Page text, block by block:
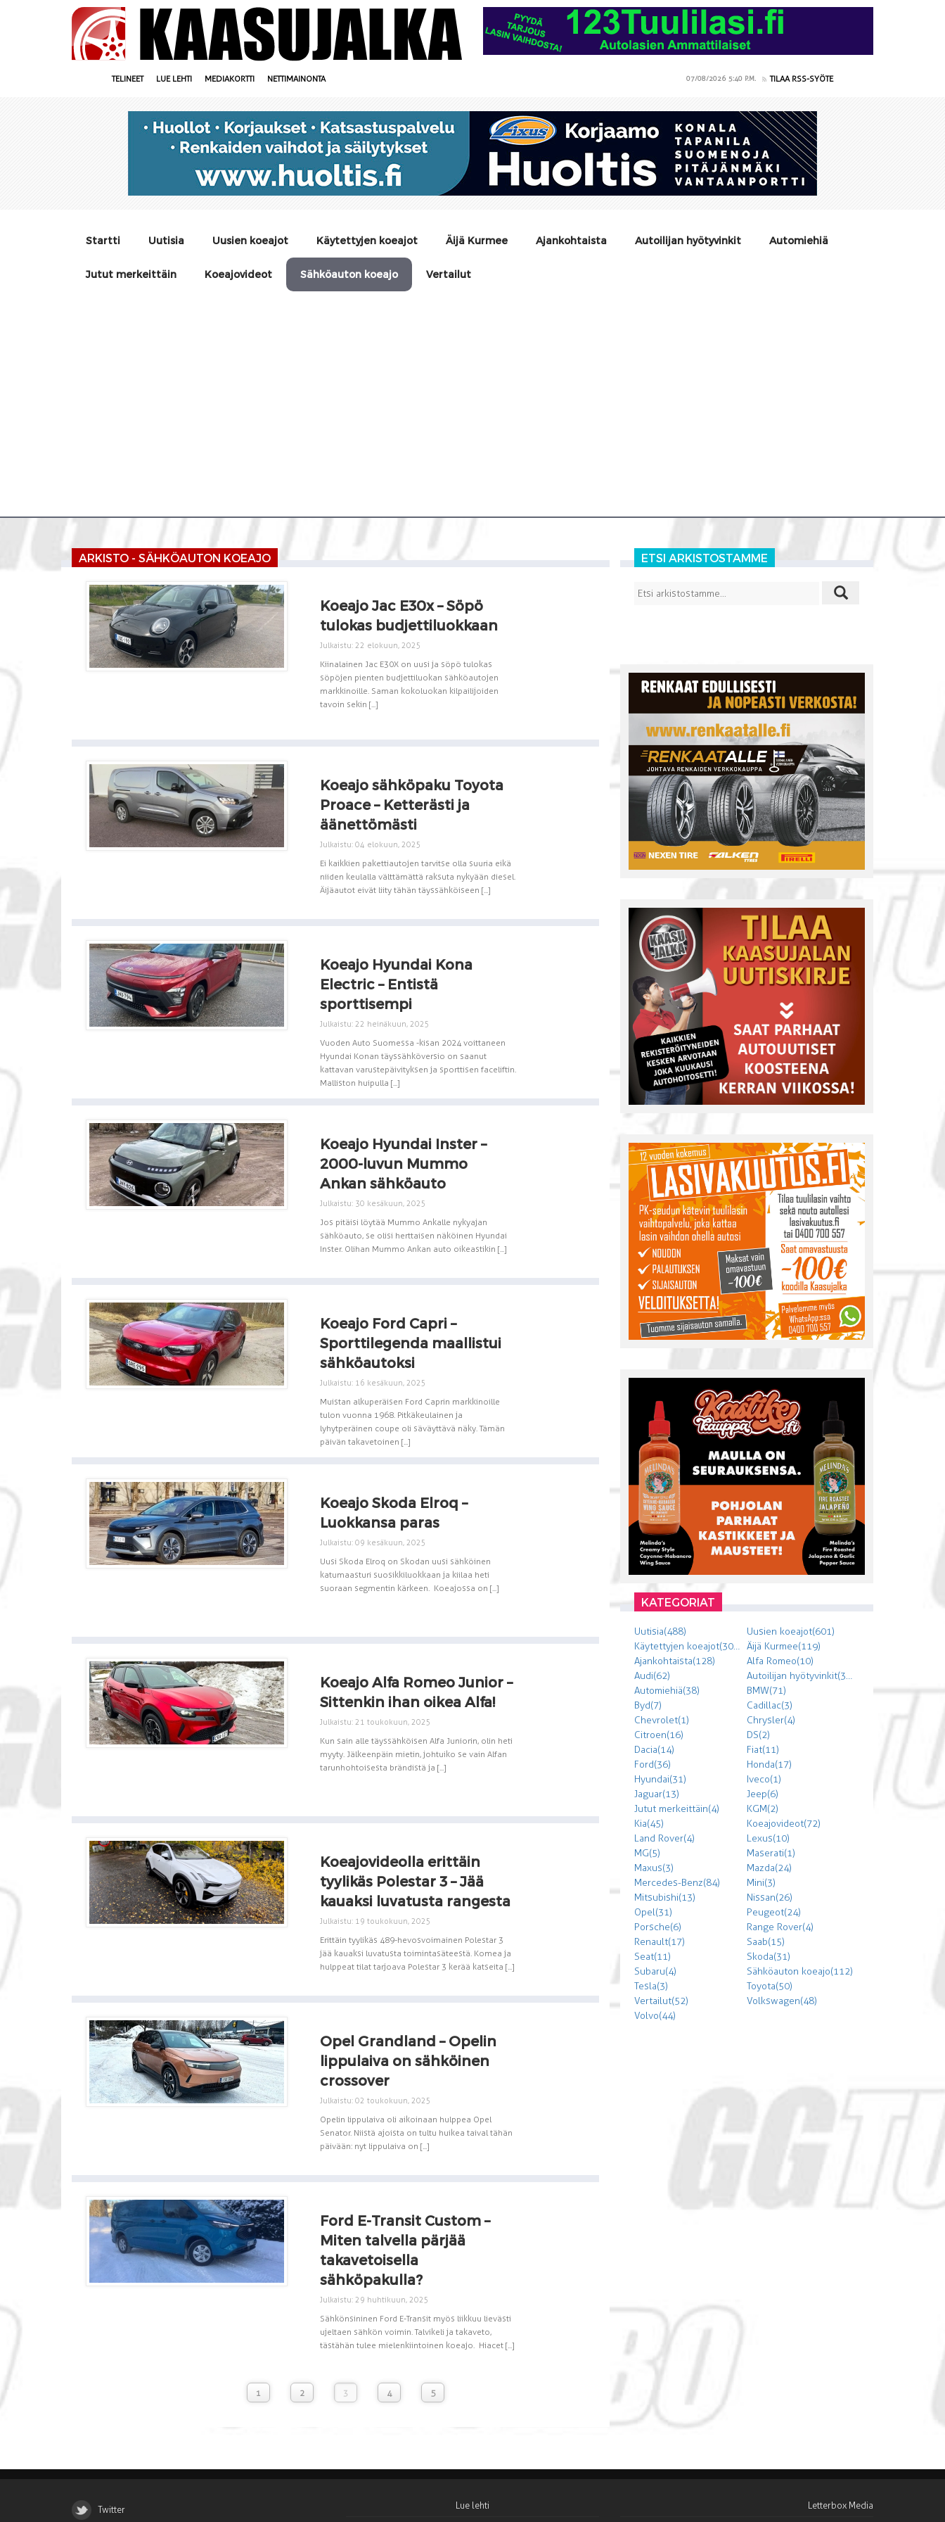
TELINEET LUE LEHTI MEDIAKORTTI NETTIMAINONTA 07/08/2026 5:40 P.M. TILAA RSS-SYÖTE
Startti Uutisia Uusien koeajot Käytettyjen koeajot Äijä Kurmee Ajankohtaista Autoilijan hyötyvinkit Automiehiä
Jutut merkeittäin Koeajovideot Sähköauton koeajo Vertailut
ARKISTO - SÄHKÖAUTON KOEAJO
Koeajo Jac E30x – Söpö
tulokas budjettiluokkaan
Julkaistu: 22 elokuun, 2025
Kiinalainen Jac E30X on uusi ja söpö tulokas
söpöjen pienten budjettiluokan sähköautojen
markkinoille. Saman kokoluokan kilpailijoiden
tavoin sekin [...]
Koeajo sähköpaku Toyota
Proace – Ketterästi ja
äänettömästi
Julkaistu: 04 elokuun, 2025
Ei kaikkien pakettiautojen tarvitse olla suuria eikä
niiden keulalla välttämättä raksuta nykyään diesel.
Äijäautot eivät liity tähän täyssähköiseen [...]
Koeajo Hyundai Kona
Electric – Entistä
sporttisempi
Julkaistu: 22 heinäkuun, 2025
Vuoden Auto Suomessa -kisan 2024 voittaneen
Hyundai Konan täyssähköversio on saanut
kattavan varustepäivityksen ja sporttisen faceliftin.
Malliston huipulla [...]
Koeajo Hyundai Inster –
2000-luvun Mummo
Ankan sähköauto
Julkaistu: 30 kesäkuun, 2025
Jos pitäisi löytää Mummo Ankalle nykyajan
sähköauto, se olisi herttaisen näköinen Hyundai
Inster. Olihan Mummo Ankan auto oikeastikin [...]
Koeajo Ford Capri –
Sporttilegenda maallistui
sähköautoksi
Julkaistu: 16 kesäkuun, 2025
Muistan alkuperäisen Ford Caprin markkinoille
tulon vuonna 1968. Pitkäkeulainen ja
lyhytperäinen coupe oli säväyttävä näky. Tämän
päivän takavetoinen [...]
Koeajo Skoda Elroq –
Luokkansa paras
Julkaistu: 09 kesäkuun, 2025
Uusi Skoda Elroq on Skodan uusi sähköinen
katumaasturi suosikkiluokkaan ja kiilaa heti
suoraan segmentin kärkeen. Koeajossa on [...]
Koeajo Alfa Romeo Junior –
Sittenkin ihan oikea Alfa!
Julkaistu: 21 toukokuun, 2025
Kun sain alle täyssähköisen Alfa Juniorin, olin heti
myyty. Jälkeenpäin mietin, johtuiko se vain Alfan
tarunhohtoisesta brändistä ja [...]
Koeajovideolla erittäin
tyylikäs Polestar 3 – Jää
kauaksi luvatusta rangesta
Julkaistu: 19 toukokuun, 2025
Erittäin tyylikäs 489-hevosvoimainen Polestar 3
jää kauaksi luvatusta toimintasäteestä. Komea ja
hulppeat tilat tarjoava Polestar 3 kerää katseita [...]
Opel Grandland – Opelin
lippulaiva on sähköinen
crossover
Julkaistu: 02 toukokuun, 2025
Opelin lippulaiva oli aikoinaan hulppea Opel
Senator. Niistä ajoista on tultu huikea taival tähän
päivään: nyt lippulaiva on [...]
Ford E-Transit Custom –
Miten talvella pärjää
takavetoisella
sähköpakulla?
Julkaistu: 29 huhtikuun, 2025
Sähkönsininen Ford E-Transit myös liikkuu lievästi
ujeltaen sähkön voimin. Talvikeli ja takaveto,
tästähän tulee mielenkiintoinen koeajo. Hiacet [...]
1 2 3 4 5
ETSI ARKISTOSTAMME
KATEGORIAT
Uutisia (488)
Uusien koeajot (601)
Käytettyjen koeajot (303) Äijä Kurmee (119)
Ajankohtaista (128)
Alfa Romeo (10)
Audi (62)
Autoilijan hyötyvinkit (300)
Automiehiä (38)
BMW (71)
Byd (7)
Cadillac (3)
Chevrolet (1)
Chrysler (4)
Citroen (16)
DS (2)
Dacia (14)
Fiat (11)
Ford (36)
Honda (17)
Hyundai (31)
Iveco (1)
Jaguar (13)
Jeep (6)
Jutut merkeittäin (4)
KGM (2)
Kia (45)
Koeajovideot (72)
Land Rover (4)
Lexus (10)
MG (5)
Maserati (1)
Maxus (3)
Mazda (24)
Mercedes-Benz (84)
Mini (3)
Mitsubishi (13)
Nissan (26)
Opel (31)
Peugeot (24)
Porsche (6)
Range Rover (4)
Renault (17)
Saab (15)
Seat (11)
Skoda (31)
Subaru (4)
Sähköauton koeajo (112)
Tesla (3)
Toyota (50)
Vertailut (52)
Volkswagen (48)
Volvo (44)
Twitter Lue lehti Letterbox Media